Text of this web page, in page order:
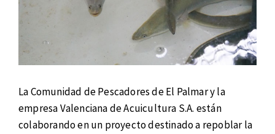
La Comunidad de Pescadores de El Palmar y la
empresa Valenciana de Acuicultura S.A. están
colaborando en un proyecto destinado a repoblar la